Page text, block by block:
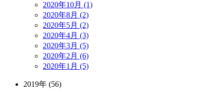
2020年10月 (1)
2020年8月 (2)
2020年5月 (2)
2020年4月 (3)
2020年3月 (5)
2020年2月 (6)
2020年1月 (5)
2019年 (56)